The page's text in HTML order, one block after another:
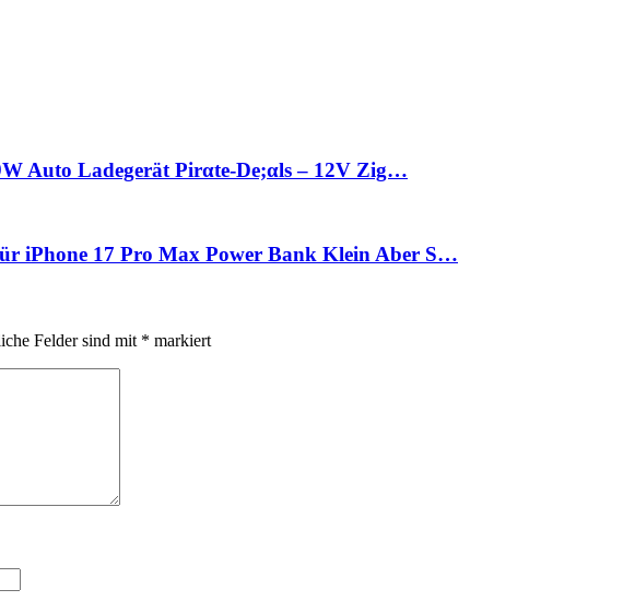
Auto Ladegerät Pirαtе-Dе;αls – 12V Zig…
iPhone 17 Pro Max Power Bank Klein Aber S…
Felder sind mit * markiert